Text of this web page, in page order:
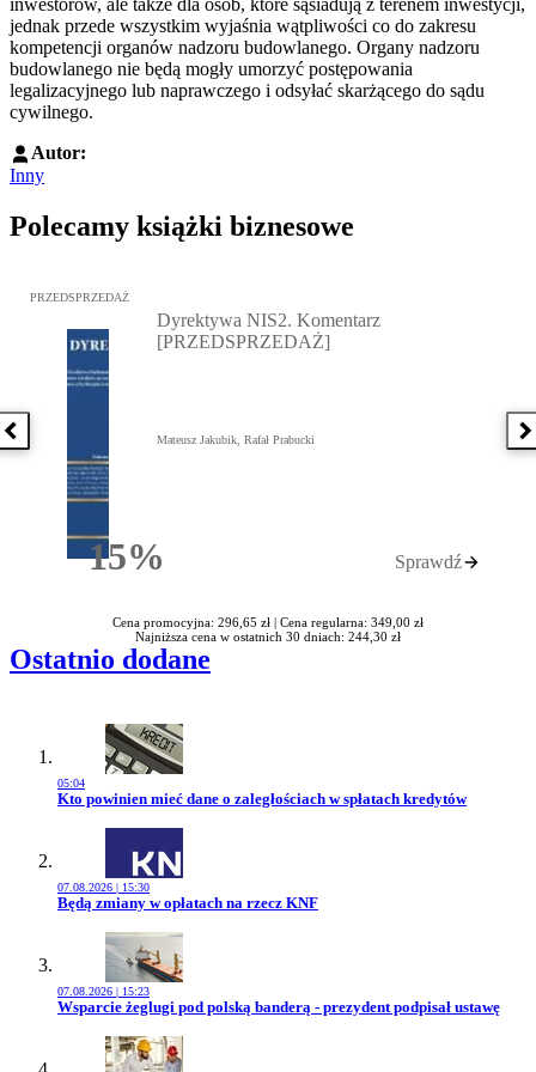
jednak przede wszystkim wyjaśnia wątpliwości co do zakresu
kompetencji organów nadzoru budowlanego. Organy nadzoru
budowlanego nie będą mogły umorzyć postępowania
legalizacyjnego lub naprawczego i odsyłać skarżącego do sądu
cywilnego.
Autor:
Inny
Polecamy książki biznesowe
Poprzednia książka
Przejdź do: Dyrektywa NIS2. Komentarz [PRZEDSPRZEDAŻ],
PRZEDSPRZEDAŻ
15%Rabatu
Dyrektywa NIS2. Komentarz
[PRZEDSPRZEDAŻ]
Mateusz Jakubik, Rafał Prabucki
Sprawdź
Cena promocyjna: 296,65 zł | Cena regularna: 349,00 zł
Najniższa cena w ostatnich 30 dniach: 244,30 zł
Ostatnio dodane
05:04
Przejdź do artykułu:
Kto powinien mieć dane o zaległościach w spłatach kredytów
07.08.2026 | 15:30
Przejdź do artykułu:
Będą zmiany w opłatach na rzecz KNF
07.08.2026 | 15:23
Przejdź do artykułu:
Wsparcie żeglugi pod polską banderą - prezydent podpisał ustawę